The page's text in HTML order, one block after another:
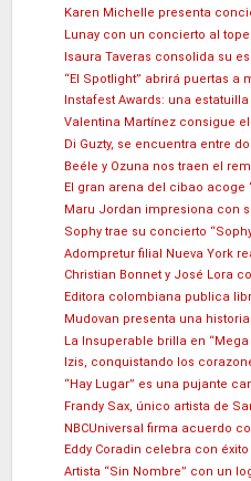
Karen Michelle presenta
Lunay con un concierto al
Isaura Taveras consolida su
“El Spotlight” abrirá puertas a
Instafest Awards: una
Valentina Martínez consigue
Di Guzty, se encuentra entre
Beéle y Ozuna nos traen el
El gran arena del cibao acoge
Maru Jordan impresiona con
Sophy trae su concierto
Adompretur filial Nueva York
Christian Bonnet y José Lora
Editora colombiana publica
Mudovan presenta una
La Insuperable brilla en “Mega
Izis, conquistando los
“Hay Lugar” es una pujante
Frandy Sax, único artista de
NBCUniversal firma acuerdo
Eddy Coradin celebra con éxito
Artista “Sin Nombre” con un